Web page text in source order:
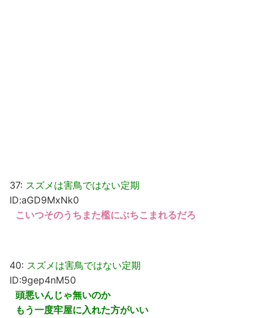
37: スズメは害鳥ではない定期
ID:aGD9MxNk0
こいつそのうちまた檻にぶちこまれるだろ
40: スズメは害鳥ではない定期
ID:9gep4nM50
頭悪いんじゃ無いのか
もう一度牢屋に入れた方がいい